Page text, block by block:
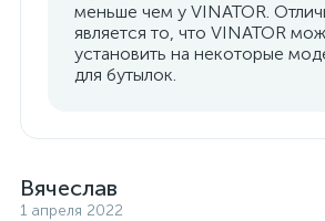
меньше чем у VINATOR.
является то, что VINATOR
установить на некоторые
для бутылок.
Вячеслав
1 апреля 2022